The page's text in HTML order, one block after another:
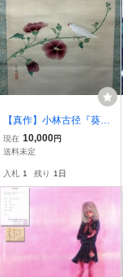
【真作】小林古径『葵』
花鳥図 絹本 美品 タ
トウ箱付二重箱 共箱
現在 10,000円
送料未定
入札 1 残り 1日